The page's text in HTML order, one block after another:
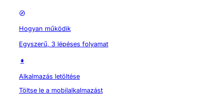
Hogyan működik
Egyszerű, 3 lépéses folyamat
Alkalmazás letöltése
Töltse le a mobilalkalmazást